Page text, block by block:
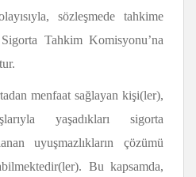
sözleşmede tahkime
Tahkim Komisyonu’na
menfaat sağlayan kişi(ler),
yaşadıkları sigorta
uyuşmazlıkların çözümü
Bu kapsamda,